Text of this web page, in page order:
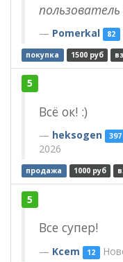
Pomerkal 82
покупка 1500 руб
5
Всё ок! :)
heksogen 397
2026
продажа 1000 руб
5
Все супер!
Kcem 12